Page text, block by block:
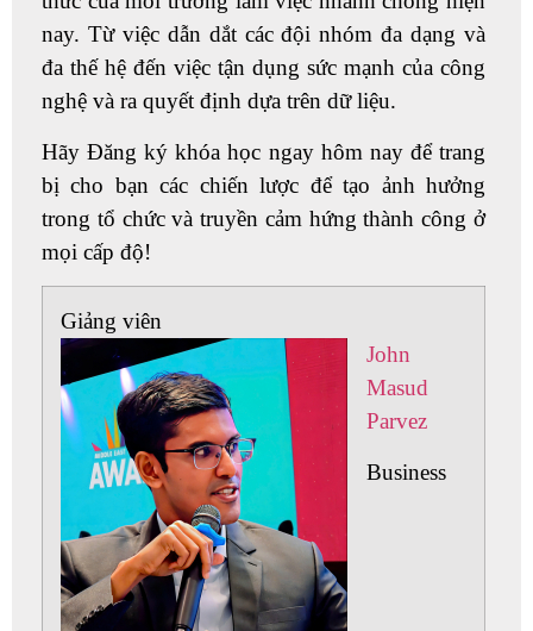
nay. Từ việc dẫn dắt các đội nhóm đa dạng và
đa thế hệ đến việc tận dụng sức mạnh của công
nghệ và ra quyết định dựa trên dữ liệu.
Hãy Đăng ký khóa học ngay hôm nay để trang
bị cho bạn các chiến lược để tạo ảnh hưởng
trong tổ chức và truyền cảm hứng thành công ở
mọi cấp độ!
Giảng viên
John
Masud
Parvez
Business